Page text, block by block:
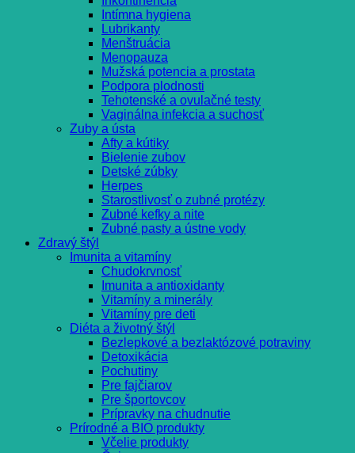
Intímna hygiena
Lubrikanty
Menštruácia
Menopauza
Mužská potencia a prostata
Podpora plodnosti
Tehotenské a ovulačné testy
Vaginálna infekcia a suchosť
Zuby a ústa
Afty a kútiky
Bielenie zubov
Detské zúbky
Herpes
Starostlivosť o zubné protézy
Zubné kefky a nite
Zubné pasty a ústne vody
Zdravý štýl
Imunita a vitamíny
Chudokrvnosť
Imunita a antioxidanty
Vitamíny a minerály
Vitamíny pre deti
Diéta a životný štýl
Bezlepkové a bezlaktózové potraviny
Detoxikácia
Pochutiny
Pre fajčiarov
Pre športovcov
Prípravky na chudnutie
Prírodné a BIO produkty
Včelie produkty